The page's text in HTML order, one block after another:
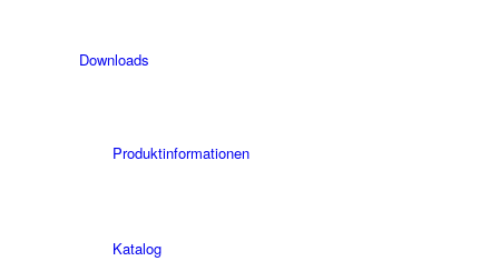
Downloads
Produktinformationen
Katalog